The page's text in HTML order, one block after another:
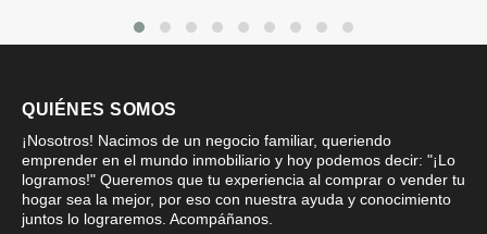
QUIÉNES SOMOS
¡Nosotros! Nacimos de un negocio familiar, queriendo
emprender en el mundo inmobiliario y hoy podemos decir: "¡Lo
logramos!" Queremos que tu experiencia al comprar o vender tu
hogar sea la mejor, por eso con nuestra ayuda y conocimiento
juntos lo lograremos. Acompáñanos.